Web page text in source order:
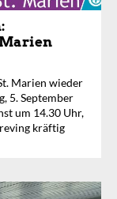
Marien
Marien wieder
5. September
um 14.30 Uhr,
kräftig